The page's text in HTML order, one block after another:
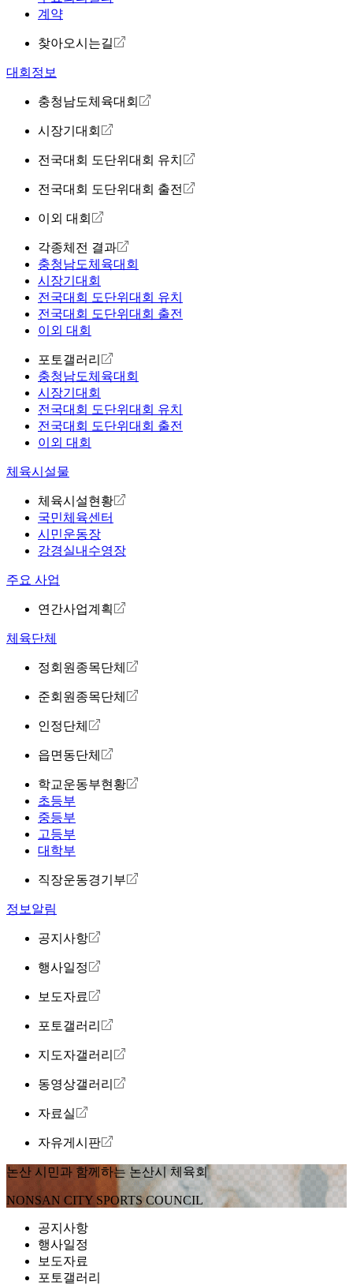
계약
찾아오시는길
대회정보
충청남도체육대회
시장기대회
전국대회 도단위대회 유치
전국대회 도단위대회 출전
이외 대회
각종체전 결과
충청남도체육대회
시장기대회
전국대회 도단위대회 유치
전국대회 도단위대회 출전
이외 대회
포토갤러리
충청남도체육대회
시장기대회
전국대회 도단위대회 유치
전국대회 도단위대회 출전
이외 대회
체육시설물
체육시설현황
국민체육센터
시민운동장
강경실내수영장
주요 사업
연간사업계획
체육단체
정회원종목단체
준회원종목단체
인정단체
읍면동단체
학교운동부현황
초등부
중등부
고등부
대학부
직장운동경기부
정보알림
공지사항
행사일정
보도자료
포토갤러리
지도자갤러리
동영상갤러리
자료실
자유게시판
논산 시민과 함께하는 논산시 체육회
NONSAN CITY SPORTS COUNCIL
공지사항
행사일정
보도자료
포토갤러리